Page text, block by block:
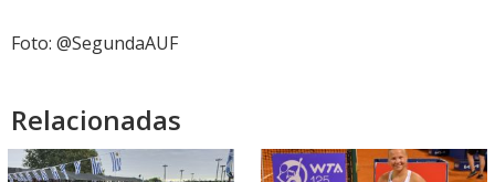
Foto: @SegundaAUF
Relacionadas